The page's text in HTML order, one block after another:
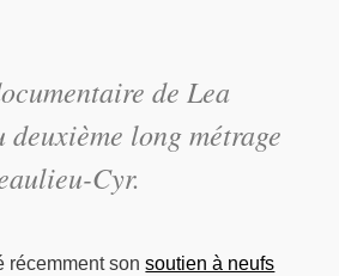
de Lea
long métrage
Cyr.
récemment sonsoutien à neufs